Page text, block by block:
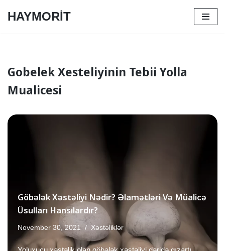
HAYMORİT
Gobelek Xesteliyinin Tebii Yolla
Mualicesi
Göbələk Xəstəliyi Nədir? Əlamətləri Və Müalicə
Üsulları Hansılardır?
November 30, 2021 Xəstəliklər